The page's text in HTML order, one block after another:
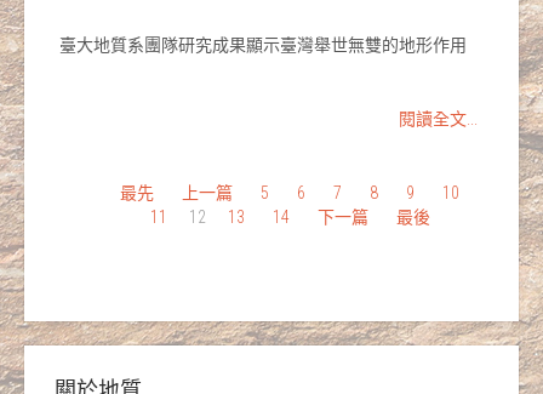
臺大地質系團隊研究成果顯示臺灣舉世無雙的地形作用
閱讀全文...
最先 上一篇 5 6 7 8 9
10
11
12 13 14 下一篇 最後